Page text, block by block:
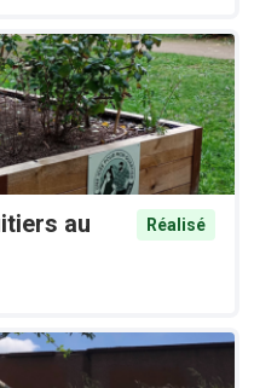
au
Réalisé